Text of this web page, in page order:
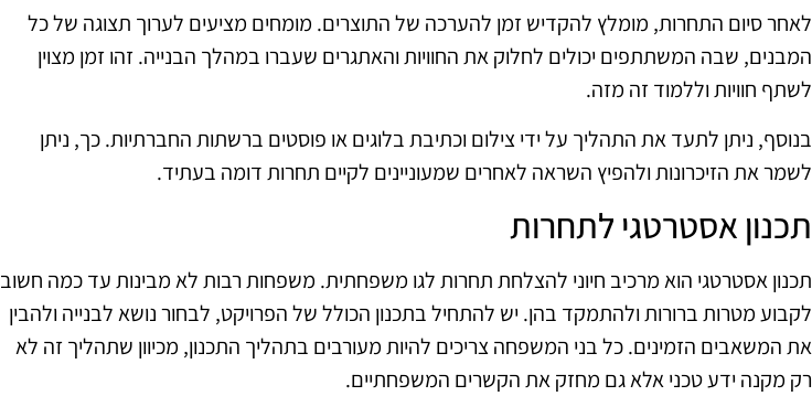
לאחר סיום התחרות, מומלץ להקדיש זמן להערכה של התוצרים. מומחים מציעים לערוך תצוגה של כל
המבנים, שבה המשתתפים יכולים לחלוק את החוויות והאתגרים שעברו במהלך הבנייה. זהו זמן מצוין
לשתף חוויות וללמוד זה מזה.
בנוסף, ניתן לתעד את התהליך על ידי צילום וכתיבת בלוגים או פוסטים ברשתות החברתיות. כך, ניתן
לשמר את הזיכרונות ולהפיץ השראה לאחרים שמעוניינים לקיים תחרות דומה בעתיד.
תכנון אסטרטגי לתחרות
תכנון אסטרטגי הוא מרכיב חיוני להצלחת תחרות לגו משפחתית. משפחות רבות לא מבינות עד כמה חשוב
לקבוע מטרות ברורות ולהתמקד בהן. יש להתחיל בתכנון הכולל של הפרויקט, לבחור נושא לבנייה ולהבין
את המשאבים הזמינים. כל בני המשפחה צריכים להיות מעורבים בתהליך התכנון, מכיוון שתהליך זה לא
רק מקנה ידע טכני אלא גם מחזק את הקשרים המשפחתיים.